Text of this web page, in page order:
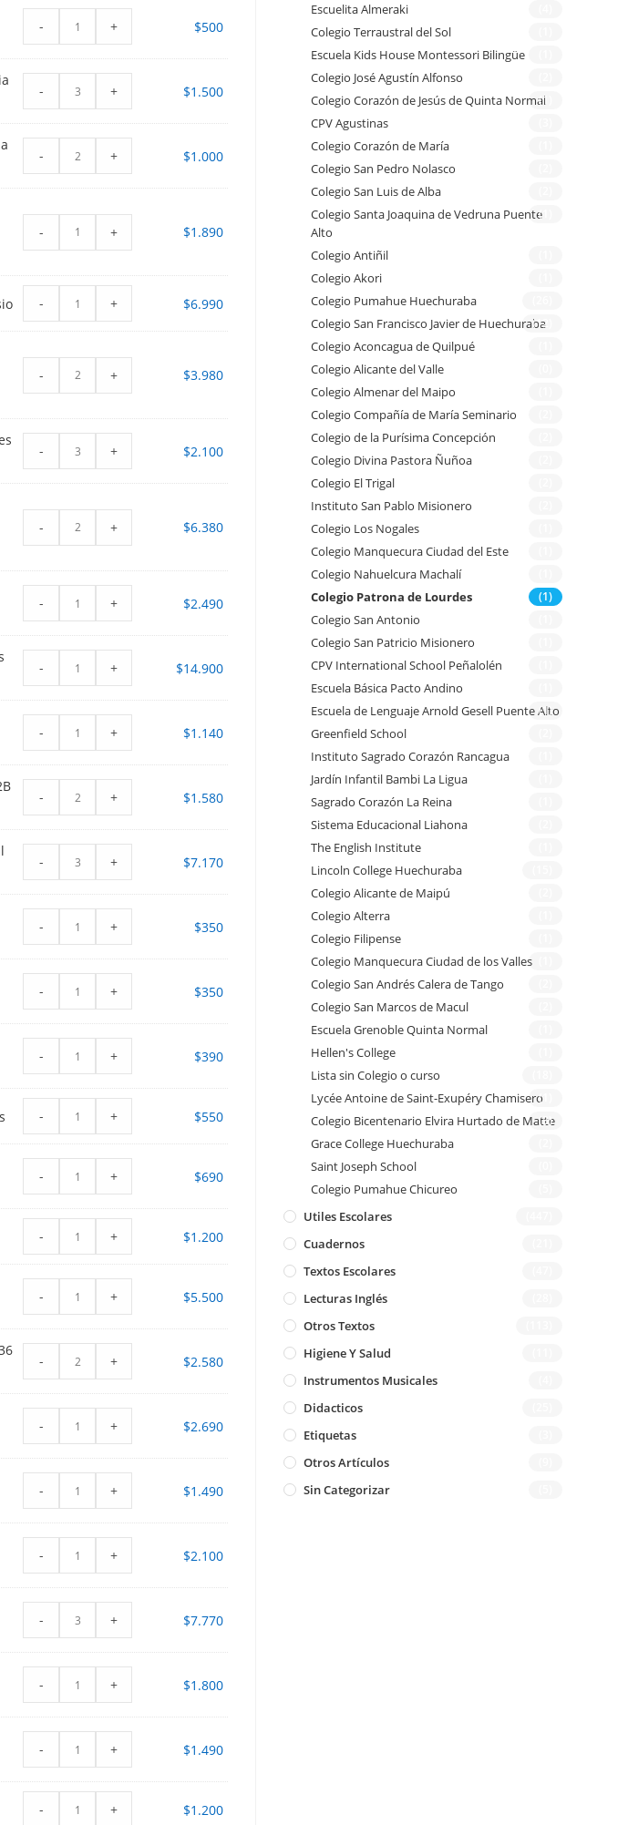
- + $500
- + $1.500
- + $1.000
- + $1.890
- + $6.990
- + $3.980
- + $2.100
- + $6.380
- + $2.490
- + $14.900
- + $1.140
- + $1.580
- + $7.170
- + $350
- + $350
- + $390
- + $550
- + $690
- + $1.200
- + $5.500
- + $2.580
- + $2.690
- + $1.490
- + $2.100
- + $7.770
- + $1.800
- + $1.490
- + $1.200
Escuelita Almeraki
Colegio Terraustral del Sol
Escuela Kids House Montessori Bilingüe
Colegio José Agustín Alfonso
Colegio Corazón de Jesús de Quinta Normal
(1)
CPV Agustinas
Colegio Corazón de María
Colegio San Pedro Nolasco
Colegio San Luis de Alba
Colegio Santa Joaquina de Vedruna Puente
Alto
(1)
Colegio Antiñil
Colegio Akori
Colegio Pumahue Huechuraba
Colegio San Francisco Javier de Huechuraba
(12)
Colegio Aconcagua de Quilpué
Colegio Alicante del Valle
Colegio Almenar del Maipo
Colegio Compañía de María Seminario
Colegio de la Purísima Concepción
Colegio Divina Pastora Ñuñoa
Colegio El Trigal
Instituto San Pablo Misionero
Colegio Los Nogales
Colegio Manquecura Ciudad del Este
Colegio Nahuelcura Machalí
Colegio Patrona de Lourdes (1)
Colegio San Antonio
Colegio San Patricio Misionero
CPV International School Peñalolén
Escuela Básica Pacto Andino
Escuela de Lenguaje Arnold Gesell Puente Alto
(1)
Greenfield School
Instituto Sagrado Corazón Rancagua
Jardín Infantil Bambi La Ligua
Sagrado Corazón La Reina
Sistema Educacional Liahona
The English Institute
Lincoln College Huechuraba
Colegio Alicante de Maipú
Colegio Alterra
Colegio Filipense
Colegio Manquecura Ciudad de los Valles
Colegio San Andrés Calera de Tango
Colegio San Marcos de Macul
Escuela Grenoble Quinta Normal
Hellen's College
Lista sin Colegio o curso
Lycée Antoine de Saint-Exupéry Chamisero(1)
Colegio Bicentenario Elvira Hurtado de Matte
(3)
Grace College Huechuraba
Saint Joseph School
Colegio Pumahue Chicureo
Utiles Escolares
Cuadernos
Textos Escolares
Lecturas Inglés
Otros Textos
Higiene Y Salud
Instrumentos Musicales
Didacticos
Etiquetas
Otros Artículos
Sin Categorizar